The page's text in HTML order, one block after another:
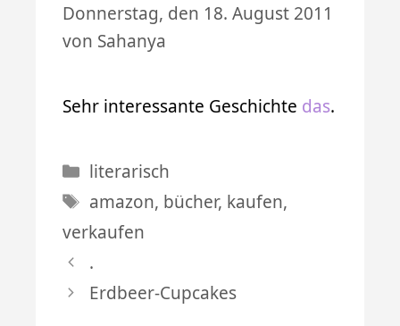
Donnerstag, den 18. August 2011
von Sahanya
Sehr interessante Geschichte das.
Kategorien
literarisch
Schlagwörter
amazon, bücher, kaufen,
verkaufen
.
Erdbeer-Cupcakes